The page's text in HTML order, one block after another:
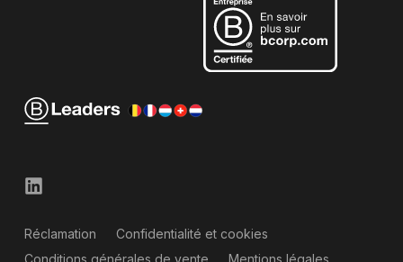
Réclamation
Confidentialité et cookies
Conditions générales de vente
Mentions légales